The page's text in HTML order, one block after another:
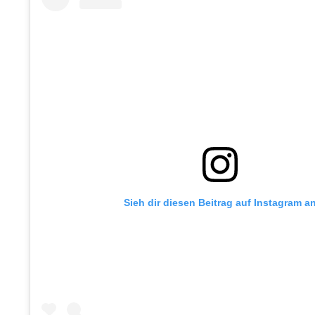
Sieh dir diesen Beitrag auf Instagram